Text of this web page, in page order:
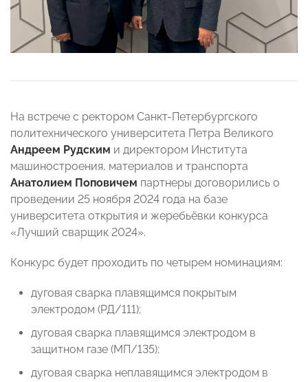
На встрече с ректором Санкт-Петербургского
политехнического университета Петра Великого
Андреем Рудским и директором Института
машиностроения, материалов и транспорта
Анатолием Поповичем партнеры договорились о
проведении 25 ноября 2024 года на базе
университета открытия и жеребьёвки конкурса
«Лучший сварщик 2024».
Конкурс будет проходить по четырем номинациям:
дуговая сварка плавящимся покрытым
электродом (РД/111);
дуговая сварка плавящимся электродом в
защитном газе (МП/135);
дуговая сварка неплавящимся электродом в